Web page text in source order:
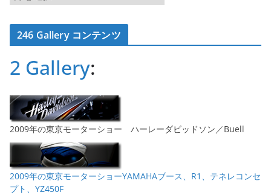
ー
カ
イ246 Gallery コンテンツ
2 Gallery:
2009年の東京モーターショー ハーレーダビッドソン／Buell
2009年の東京モーターショーYAMAHAブース、R1、テネレコンセ
プト、YZ450F